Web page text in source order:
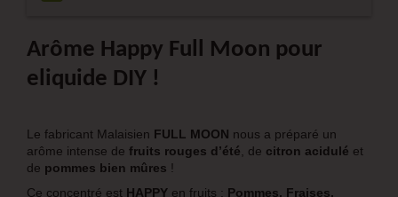
Arôme Happy Full Moon pour
eliquide DIY !
Le fabricant Malaisien FULL MOON nous a préparé un
arôme intense de fruits rouges d’été, de citron acidulé et
de pommes bien mûres !
Ce concentré est HAPPY en fruits : Pommes, Fraises,